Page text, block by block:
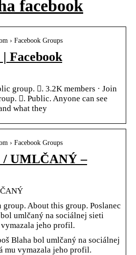
facebook
› Facebook Groups
Facebook
group. 󰞋. 3.2K members · Join
󰟠. Public. Anyone can see
what they
› Facebook Groups
/ UMLČANÝ –
group. About this group. Poslanec
umlčaný na sociálnej sieti
jeho profil.
Blaha bol umlčaný na sociálnej
mu vymazala jeho profil.